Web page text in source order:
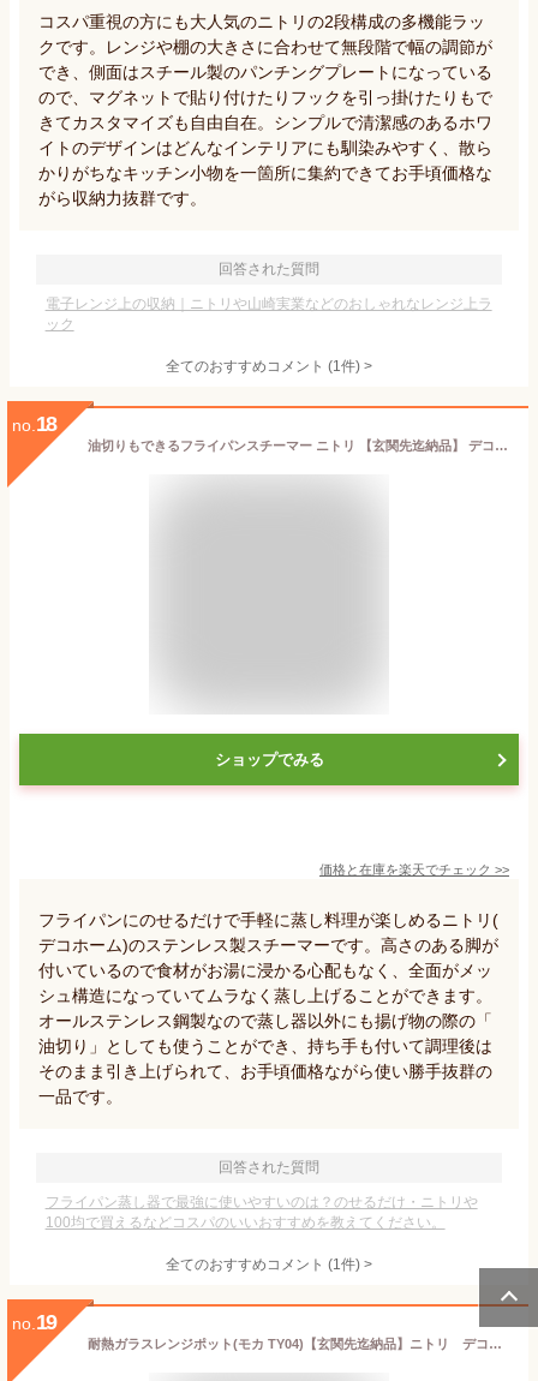
コスパ重視の方にも大人気のニトリの2段構成の多機能ラッ
クです。レンジや棚の大きさに合わせて無段階で幅の調節が
でき、側面はスチール製のパンチングプレートになっている
ので、マグネットで貼り付けたりフックを引っ掛けたりもで
きてカスタマイズも自由自在。シンプルで清潔感のあるホワ
イトのデザインはどんなインテリアにも馴染みやすく、散ら
かりがちなキッチン小物を一箇所に集約できてお手頃価格な
がら収納力抜群です。
回答された質問
電子レンジ上の収納｜ニトリや山崎実業などのおしゃれなレンジ上ラ
ック
全てのおすすめコメント (1件) >
no. 18
油切りもできるフライパンスチーマー ニトリ 【玄関先迄納品】 デコホーム
ショップでみる
価格と在庫を楽天でチェック >>
フライパンにのせるだけで手軽に蒸し料理が楽しめるニトリ(
デコホーム)のステンレス製スチーマーです。高さのある脚が
付いているので食材がお湯に浸かる心配もなく、全面がメッ
シュ構造になっていてムラなく蒸し上げることができます。
オールステンレス鋼製なので蒸し器以外にも揚げ物の際の「
油切り」としても使うことができ、持ち手も付いて調理後は
そのまま引き上げられて、お手頃価格ながら使い勝手抜群の
一品です。
回答された質問
フライパン蒸し器で最強に使いやすいのは？のせるだけ・ニトリや
100均で買えるなどコスパのいいおすすめを教えてください。
全てのおすすめコメント (1件) >
no. 19
耐熱ガラスレンジポット(モカ TY04)【玄関先迄納品】ニトリ デコホーム